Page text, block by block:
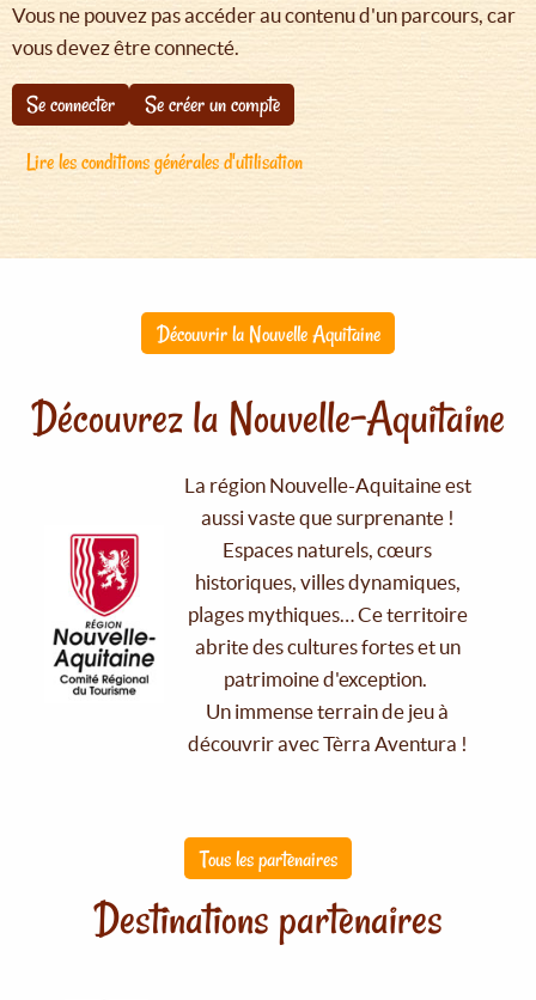
Vous ne pouvez pas accéder au contenu d'un parcours, car
vous devez être connecté.
Se connecter
Se créer un compte
Lire les conditions générales d'utilisation
Découvrir la Nouvelle Aquitaine
Découvrez la Nouvelle-Aquitaine
La région Nouvelle-Aquitaine est
aussi vaste que surprenante !
Espaces naturels, cœurs
historiques, villes dynamiques,
plages mythiques… Ce territoire
abrite des cultures fortes et un
patrimoine d'exception.
Un immense terrain de jeu à
découvrir avec Tèrra Aventura !
Tous les partenaires
Destinations partenaires